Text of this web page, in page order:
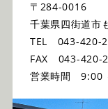
〒284-0016
千葉県四街道市
TEL 043-420-
FAX 043-420-
営業時間 9:00